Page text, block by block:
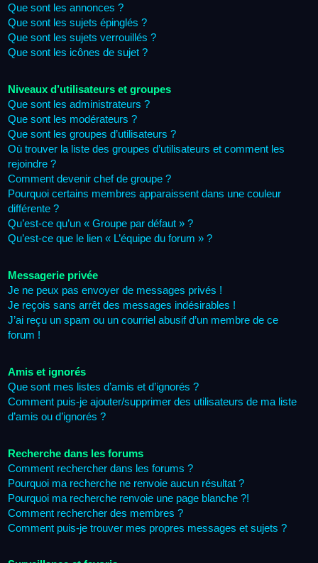
Que sont les annonces ?
Que sont les sujets épinglés ?
Que sont les sujets verrouillés ?
Que sont les icônes de sujet ?
Niveaux d’utilisateurs et groupes
Que sont les administrateurs ?
Que sont les modérateurs ?
Que sont les groupes d’utilisateurs ?
Où trouver la liste des groupes d’utilisateurs et comment les
rejoindre ?
Comment devenir chef de groupe ?
Pourquoi certains membres apparaissent dans une couleur
différente ?
Qu’est-ce qu’un « Groupe par défaut » ?
Qu’est-ce que le lien « L’équipe du forum » ?
Messagerie privée
Je ne peux pas envoyer de messages privés !
Je reçois sans arrêt des messages indésirables !
J’ai reçu un spam ou un courriel abusif d’un membre de ce
forum !
Amis et ignorés
Que sont mes listes d’amis et d’ignorés ?
Comment puis-je ajouter/supprimer des utilisateurs de ma liste
d’amis ou d’ignorés ?
Recherche dans les forums
Comment rechercher dans les forums ?
Pourquoi ma recherche ne renvoie aucun résultat ?
Pourquoi ma recherche renvoie une page blanche ?!
Comment rechercher des membres ?
Comment puis-je trouver mes propres messages et sujets ?